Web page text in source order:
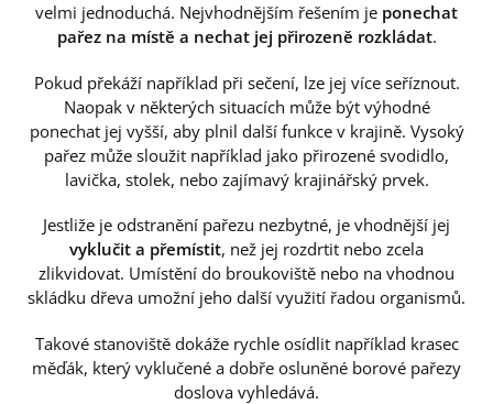
velmi jednoduchá. Nejvhodnějším řešením je ponechat
pařez na místě a nechat jej přirozeně rozkládat.
Pokud překáží například při sečení, lze jej více seříznout.
Naopak v některých situacích může být výhodné
ponechat jej vyšší, aby plnil další funkce v krajině. Vysoký
pařez může sloužit například jako přirozené svodidlo,
lavička, stolek, nebo zajímavý krajinářský prvek.
Jestliže je odstranění pařezu nezbytné, je vhodnější jej
vyklučit a přemístit, než jej rozdrtit nebo zcela
zlikvidovat. Umístění do broukoviště nebo na vhodnou
skládku dřeva umožní jeho další využití řadou organismů.
Takové stanoviště dokáže rychle osídlit například krasec
měďák, který vyklučené a dobře osluněné borové pařezy
doslova vyhledává.